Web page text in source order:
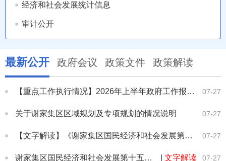
经济和社会发展统计信息
审计公开
最新公开 政府会议 政策文件 政策解读
07-27
【重点工作执行情况】2026年上半年政府工作报告主要任务完成情况
07-27
关于谢家集区区域规划及专项规划的情况说明
07-27
【文字解读】《谢家集区国民经济和社会发展第十五个五年规划纲要》
07-27
文字解读
谢家集区国民经济和社会发展第十五个五年规划纲要